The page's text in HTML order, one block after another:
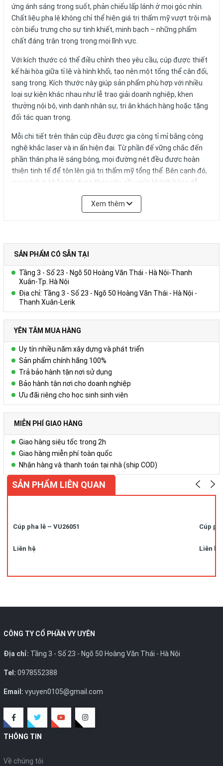
ứng ánh sáng trong suốt, phản chiếu lấp lánh ở mọi góc nhìn.
Chất liệu pha lê không chỉ thể hiện giá trị thẩm mỹ vượt trội mà
còn biểu trưng cho sự tinh khiết, minh bạch – những phẩm
chất đáng trân trọng trong mọi lĩnh vực.
Với kích thước có thể điều chỉnh theo yêu cầu, cúp được thiết
kế hài hòa giữa tỉ lệ và hình khối, tạo nên một tổng thể cân đối,
sang trọng. Kích thước này giúp sản phẩm phù hợp với nhiều
loại sự kiện khác nhau như lễ trao giải doanh nghiệp, khen
thưởng nội bộ, vinh danh nhân sự, tri ân khách hàng hoặc tặng
đối tác quan trọng.
Mỗi chi tiết trên thân cúp đều được gia công tỉ mỉ bằng công
nghệ khắc laser và in ấn hiện đại. Từ phần đế vững chắc đến
phần thân pha lê sáng bóng, mọi đường nét đều được hoàn
thiện tinh tế để tôn lên giá trị thẩm mỹ tổng thể. Bên cạnh đó,
quy cách in khắc nội dung theo yêu cầu giúp khách hàng dễ
dàng cá nhân hóa sản phẩm: khắc logo, tên chương trình,
người nhận hay thông điệp tri ân riêng biệt. Chính yếu tố tùy
kế tinh xảo với lớp lót nhung sang trọng, vừa giúp bảo vệ cúp an
toàn, vừa tăng thêm tính thẩm mỹ và giá trị khi trao tặng. Mỗi
hộp quà là một minh chứng cho sự chu đáo và chuyên nghiệp,
thể hiện trọn vẹn sự trân trọng của đơn vị tổ chức dành cho
người nhận giải thưởng.
còn là món quà tinh thần mang ý nghĩa cổ vũ, khích lệ. Khi đặt
trong không gian làm việc, hội trường hoặc phòng trưng bày,
sản phẩm tỏa sáng rực rỡ dưới ánh sáng tự nhiên hoặc đèn
chiếu, tạo điểm nhấn sang trọng và đẳng cấp cho không gian.
Liên hệ ngay với chúng tôi để được tư vấn và thiết kế mẫu
riêng.
Công ty Cổ phần Vy Uyên
Nội
Hotline/zalo : 0978.552.388 ( Ms Uyên)
Xem thêm
SẢN PHẨM CÓ SẴN TẠI
Tầng 3 - Số 23 - Ngõ 50 Hoàng Văn Thái - Hà Nội-Thanh
Xuân-Tp. Hà Nội
Địa chỉ: Tầng 3 - Số 23 - Ngõ 50 Hoàng Văn Thái - Hà Nội -
Thanh Xuân-Lerik
YÊN TÂM MUA HÀNG
Uy tín nhiều năm xây dựng và phát triển
Sản phẩm chính hãng 100%
Trả bảo hành tận nơi sử dụng
Bảo hành tận nơi cho doanh nghiệp
Ưu đãi riêng cho học sinh sinh viên
MIỄN PHÍ GIAO HÀNG
Giao hàng siêu tốc trong 2h
Giao hàng miễn phí toàn quốc
Nhận hàng và thanh toán tại nhà (ship COD)
SẢN PHẨM LIÊN QUAN
Cúp pha lê – VU26051
Liên hệ
Cúp
Liên hệ
CÔNG TY CỔ PHẦN VY UYÊN
Địa chỉ: Tầng 3 - Số 23 - Ngõ 50 Hoàng Văn Thái - Hà Nội
Tel: 0978552388
Email: vyuyen0105@gmail.com
THÔNG TIN
Về chúng tôi